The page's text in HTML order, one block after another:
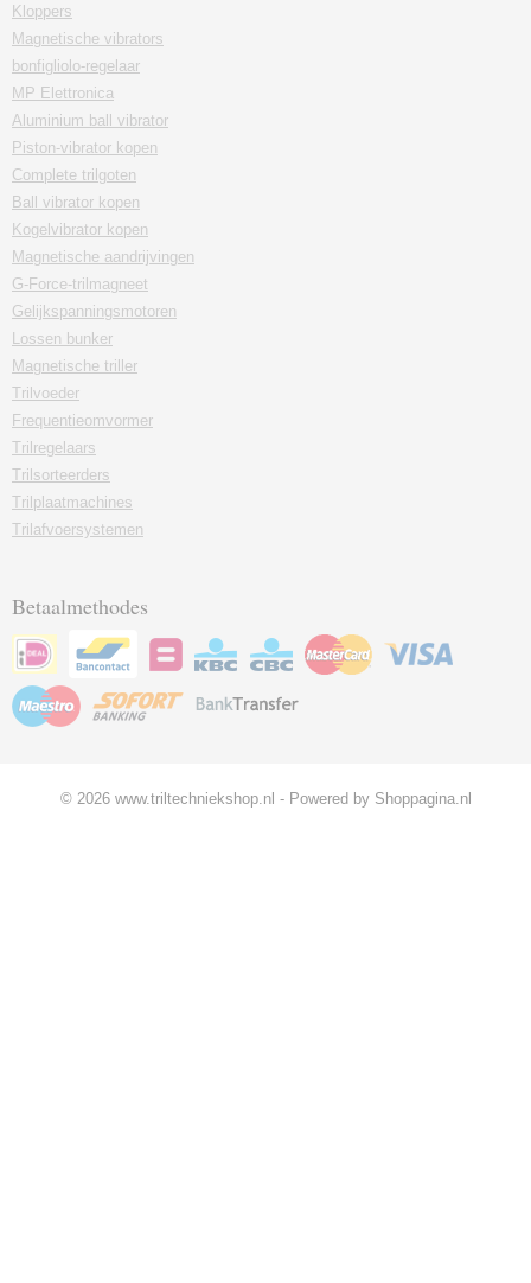
Kloppers
Magnetische vibrators
bonfigliolo-regelaar
MP Elettronica
Aluminium ball vibrator
Piston-vibrator kopen
Complete trilgoten
Ball vibrator kopen
Kogelvibrator kopen
Magnetische aandrijvingen
G-Force-trilmagneet
Gelijkspanningsmotoren
Lossen bunker
Magnetische triller
Trilvoeder
Frequentieomvormer
Trilregelaars
Trilsorteerders
Trilplaatmachines
Trilafvoersystemen
Betaalmethodes
© 2026 www.triltechniekshop.nl - Powered by Shoppagina.nl